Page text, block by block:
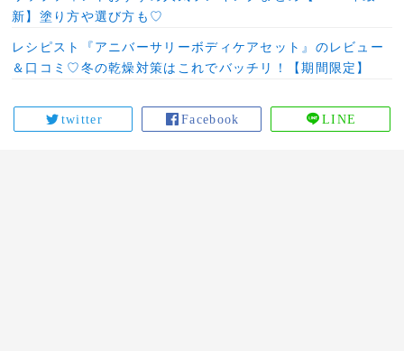
新】塗り方や選び方も♡
レシピスト『アニバーサリーボディケアセット』のレビュー
＆口コミ♡冬の乾燥対策はこれでバッチリ！【期間限定】
twitter Facebook LINE